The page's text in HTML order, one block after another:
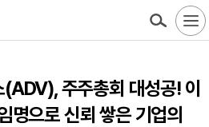
주주총회 대성공! 이
명으로 신뢰 쌓은 기업의